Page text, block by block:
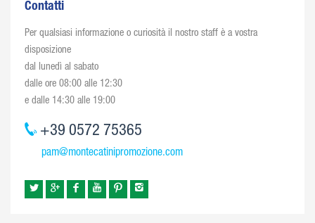
Contatti
Per qualsiasi informazione o curiosità il nostro staff è a vostra
disposizione
dal lunedì al sabato
dalle ore 08:00 alle 12:30
e dalle 14:30 alle 19:00
+39 0572 75365
pam@montecatinipromozione.com